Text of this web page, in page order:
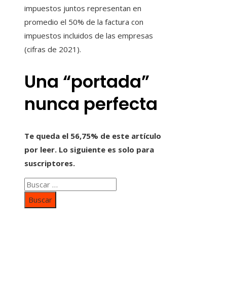
impuestos juntos representan en
promedio el 50% de la factura con
impuestos incluidos de las empresas
(cifras de 2021).
Una “portada”
nunca perfecta
Te queda el 56,75% de este artículo
por leer. Lo siguiente es solo para
suscriptores.
Buscar: